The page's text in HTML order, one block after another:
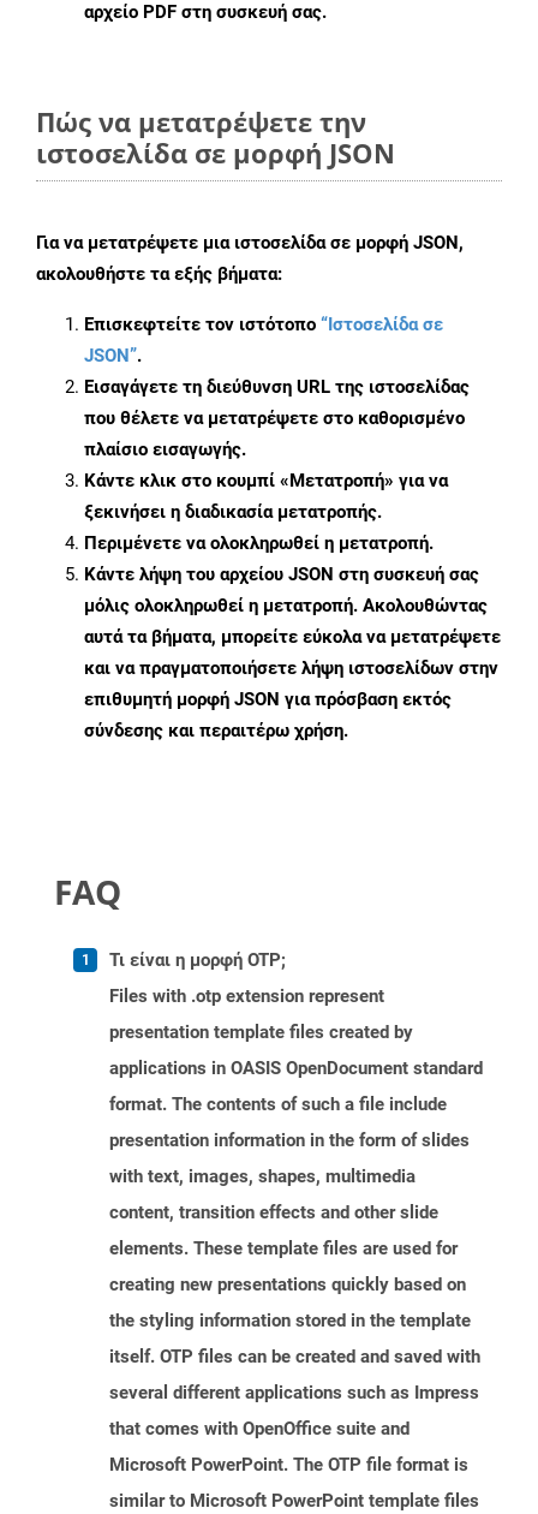
αρχείο PDF στη συσκευή σας.
Πώς να μετατρέψετε την
ιστοσελίδα σε μορφή JSON
Για να μετατρέψετε μια ιστοσελίδα σε μορφή JSON,
ακολουθήστε τα εξής βήματα:
Επισκεφτείτε τον ιστότοπο “Ιστοσελίδα σε
JSON”.
Εισαγάγετε τη διεύθυνση URL της ιστοσελίδας
που θέλετε να μετατρέψετε στο καθορισμένο
πλαίσιο εισαγωγής.
Κάντε κλικ στο κουμπί «Μετατροπή» για να
ξεκινήσει η διαδικασία μετατροπής.
Περιμένετε να ολοκληρωθεί η μετατροπή.
Κάντε λήψη του αρχείου JSON στη συσκευή σας
μόλις ολοκληρωθεί η μετατροπή. Ακολουθώντας
αυτά τα βήματα, μπορείτε εύκολα να μετατρέψετε
και να πραγματοποιήσετε λήψη ιστοσελίδων στην
επιθυμητή μορφή JSON για πρόσβαση εκτός
σύνδεσης και περαιτέρω χρήση.
FAQ
Τι είναι η μορφή OTP;
Files with .otp extension represent
presentation template files created by
applications in OASIS OpenDocument standard
format. The contents of such a file include
presentation information in the form of slides
with text, images, shapes, multimedia
content, transition effects and other slide
elements. These template files are used for
creating new presentations quickly based on
the styling information stored in the template
itself. OTP files can be created and saved with
several different applications such as Impress
that comes with OpenOffice suite and
Microsoft PowerPoint. The OTP file format is
similar to Microsoft PowerPoint template files